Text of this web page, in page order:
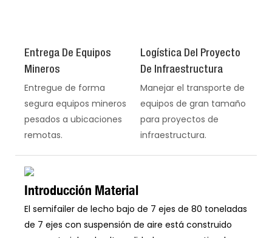
Entrega De Equipos
Mineros
Entregue de forma
segura equipos mineros
pesados ​​a ubicaciones
remotas.
Logística Del Proyecto
De Infraestructura
Manejar el transporte de
equipos de gran tamaño
para proyectos de
infraestructura.
Introducción Material
El semifailer de lecho bajo de 7 ejes de 80 toneladas
de 7 ejes con suspensión de aire está construido